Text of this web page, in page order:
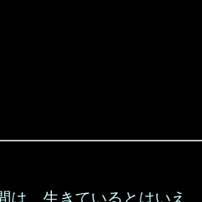
は、生きているとはいえ